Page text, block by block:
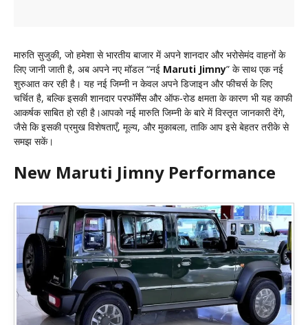
मारुति सुजुकी, जो हमेशा से भारतीय बाजार में अपने शानदार और भरोसेमंद वाहनों के
लिए जानी जाती है, अब अपने नए मॉडल “नई Maruti Jimny” के साथ एक नई
शुरुआत कर रही है। यह नई जिम्नी न केवल अपने डिजाइन और फीचर्स के लिए
चर्चित है, बल्कि इसकी शानदार परफॉर्मेंस और ऑफ-रोड क्षमता के कारण भी यह काफी
आकर्षक साबित हो रही है।आपको नई मारुति जिम्नी के बारे में विस्तृत जानकारी देंगे,
जैसे कि इसकी प्रमुख विशेषताएँ, मूल्य, और मुकाबला, ताकि आप इसे बेहतर तरीके से
समझ सकें।
New Maruti Jimny Performance